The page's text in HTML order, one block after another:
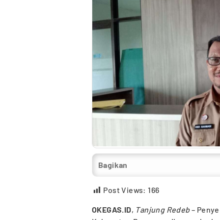
Bagikan
Post Views: 166
OKEGAS.ID, Tanjung Redeb–